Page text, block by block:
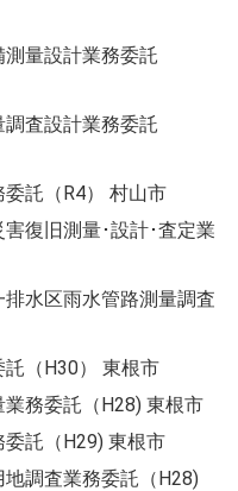
量設計業務委託
査設計業務委託
託（R4） 村山市
復旧測量･設計･査定業
水区雨水管路測量調査
（H30） 東根市
務委託（H28) 東根市
託（H29) 東根市
調査業務委託（H28)